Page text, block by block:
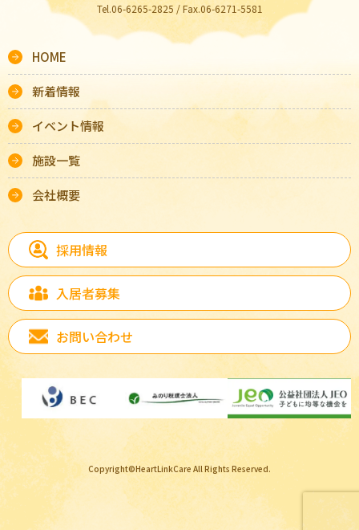
Tel.06-6265-2825 / Fax.06-6271-5581
HOME
新着情報
イベント情報
施設一覧
会社概要
採用情報
入居者募集
お問い合わせ
Copyright©HeartLinkCare All Rights Reserved.